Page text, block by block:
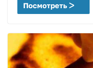
Посмотреть ᐳ